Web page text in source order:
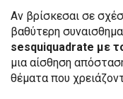
Αν βρίσκεσαι σε
βαθύτερη
sesquiquadrate με
μια αίσθηση
θέματα που